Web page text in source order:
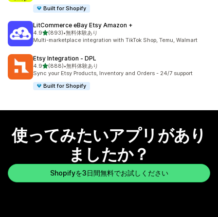
Built for Shopify
LitCommerce eBay Etsy Amazon +
4.95つ星中
(893)
合計レビュー数：893件
•無料体験あり
Multi-marketplace integration with TikTok Shop, Temu, Walmart
Etsy Integration ‑ DPL
4.95つ星中
(888)
合計レビュー数：888件
•無料体験あり
Sync your Etsy Products, Inventory and Orders - 24/7 support
Built for Shopify
使ってみたいアプリがあり
ましたか？
Shopifyを3日間無料でお試しください